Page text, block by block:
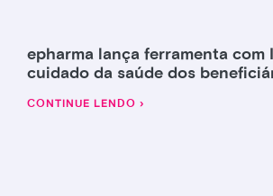
epharma lança ferramenta com
cuidado da saúde dos
CONTINUE LENDO ›